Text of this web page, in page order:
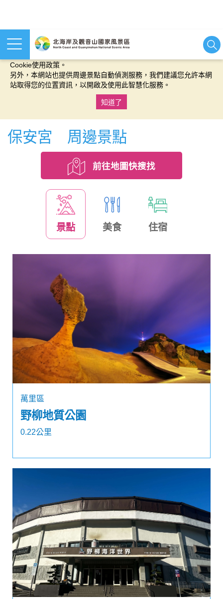
本網站使用cookies等相關技術以持續優化網站服務，並有助於為
Cookie使用政策。
另外，本網站也提供周邊景點自動偵測服務，我們建議您允許本網
站取得您的位置資訊，以開啟及使用此智慧化服務。
知道了
保安宮 周邊景點
前往地圖快搜找
景點 美食 住宿
萬里區
野柳地質公園
0.22公里